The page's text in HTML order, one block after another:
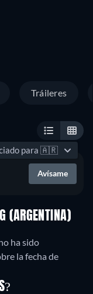
Tráileres
para 🇦🇷
Avísame
(ARGENTINA)
ha sido
la fecha de